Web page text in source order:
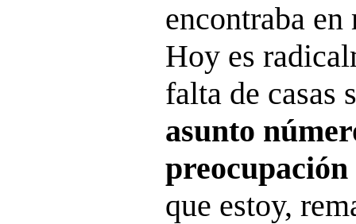
encontraba
Hoy es
falta de casas
asunto
que estoy,